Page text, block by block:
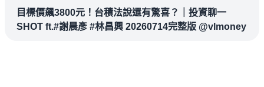
目標價飆3800元！台積法說還有驚喜？｜投資聊一
SHOT ft.#謝晨彥 #林昌興 20260714完整版 @vlmoney